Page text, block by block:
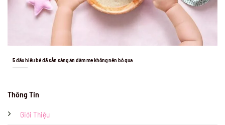
Thông Tin
Giới Thiệu
5 dấu hiệu bé đã sẵn sàng ăn dặm mẹ không nên bỏ qua